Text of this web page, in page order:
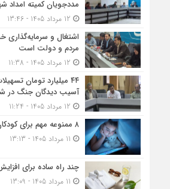
مددجویان کمیته امداد
اشتغال و سرمایه‌گذاری
مردم و دولت است
۴۴ میلیارد تومان
آسیب دیدگان جنگ در
۸ ممنوعه مهم برای کودکان قبل از خواب
چند راه ساده برای